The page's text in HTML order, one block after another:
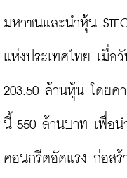
มหาชนและนำหุ้น
แห่งประเทศไทย เมื่อ
203.50 ล้านหุ้น โดยค
นี้ 550 ล้านบาท เพื่อน
คอนกรีตอัดแรง ก่อสร้